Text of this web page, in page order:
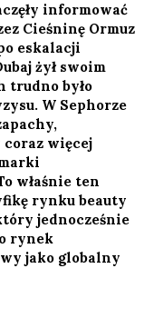
informować
Cieśninę Ormuz
eskalacji
żył swoim
trudno było
W Sephorze
coraz więcej
właśnie ten
rynku beauty
jednocześnie
rynek
jako globalny